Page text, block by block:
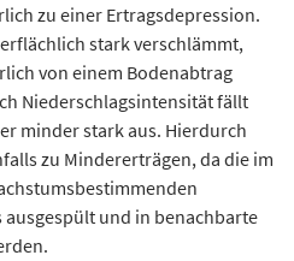
zu einer Ertragsdepression.
stark verschlämmt,
von einem Bodenabtrag
Niederschlagsintensität fällt
minder stark aus. Hierdurch
zu Mindererträgen, da die im
und in benachbarte